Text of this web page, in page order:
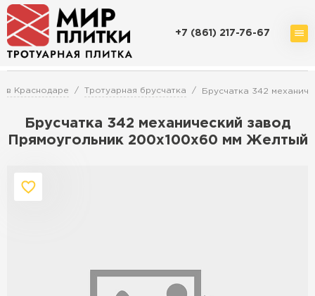
+7 (861) 217-76-67
в Краснодаре Тротуарная брусчатка Брусчатка 342
Брусчатка 342 механический завод
Прямоугольник 200х100х60 мм Желтый